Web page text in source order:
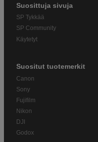
Suosittuja sivuja
SP Tykkää
SP Community
Käytetyt
Suositut tuotemerkit
Canon
Sony
Fujifilm
Nikon
DJI
Godox